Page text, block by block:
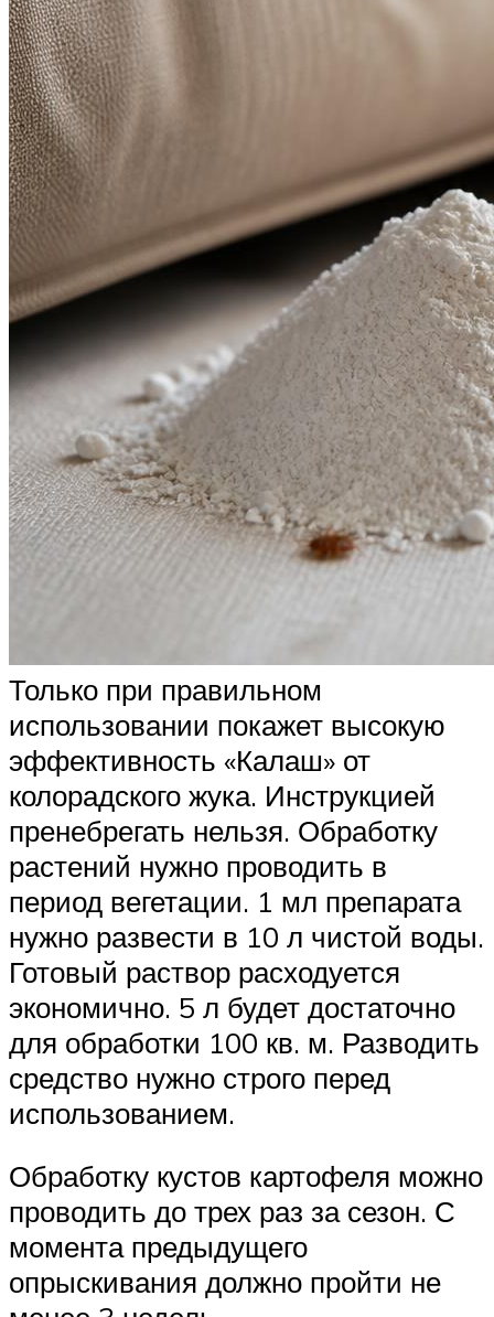
Только при правильном
использовании покажет высокую
эффективность «Калаш» от
колорадского жука. Инструкцией
пренебрегать нельзя. Обработку
растений нужно проводить в
период вегетации. 1 мл препарата
нужно развести в 10 л чистой воды.
Готовый раствор расходуется
экономично. 5 л будет достаточно
для обработки 100 кв. м. Разводить
средство нужно строго перед
использованием.
Обработку кустов картофеля можно
проводить до трех раз за сезон. С
момента предыдущего
опрыскивания должно пройти не